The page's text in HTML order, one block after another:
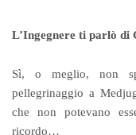
L’Ingegnere ti parlò di
Sì, o meglio, non
pellegrinaggio a
che non potevano
ricordo…